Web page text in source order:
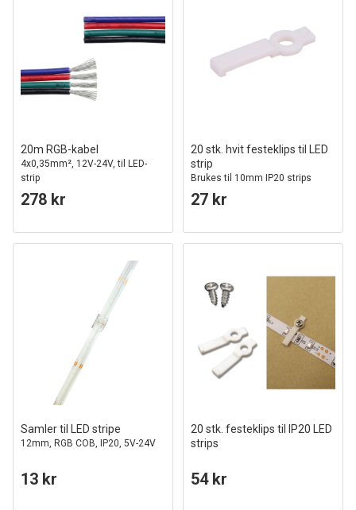
20m RGB-kabel
4x0,35mm², 12V-24V, til LED-
strip
278 kr
20 stk. hvit festeklips til LED
strip
Brukes til 10mm IP20 strips
27 kr
Samler til LED stripe
12mm, RGB COB, IP20, 5V-24V
13 kr
20 stk. festeklips til IP20 LED
strips
54 kr